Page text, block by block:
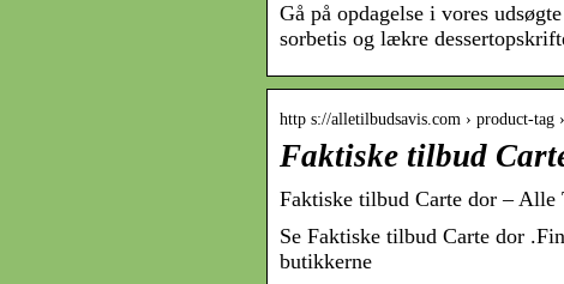
Gå på opdagelse i vores
sorbetis og lækre
http s://alletilbudsavis.com › product-
Faktiske tilbud
Faktiske tilbud Carte dor – Alle
Se Faktiske tilbud Carte dor
butikkerne